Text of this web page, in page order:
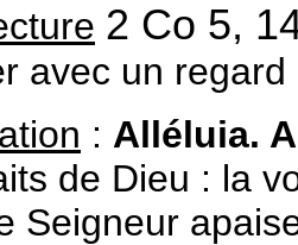
2 Co 5,
avec un regard
: Alléluia.
de Dieu : la
Seigneur